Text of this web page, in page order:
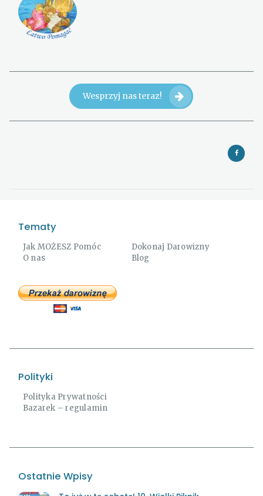
Wesprzyj nas teraz!
Tematy
Jak MOŻESZ Pomóc
Dokonaj Darowizny
O nas
Blog
Polityki
Polityka Prywatności
Bazarek – regulamin
Ostatnie Wpisy